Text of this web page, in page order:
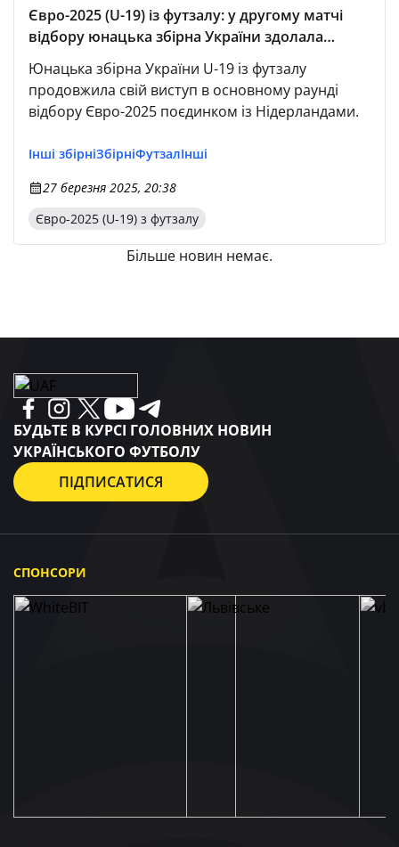
Євро-2025 (U-19) із футзалу: у другому матчі
відбору юнацька збірна України здолала
Нідерланди
Юнацька збірна України U-19 із футзалу
продовжила свій виступ в основному раунді
відбору Євро-2025 поєдинком із Нідерландами.
Інші збірніЗбірніФутзалІнші
27 березня 2025, 20:38
Євро-2025 (U-19) з футзалу
Більше новин немає.
БУДЬТЕ В КУРСІ ГОЛОВНИХ НОВИН
УКРАЇНСЬКОГО ФУТБОЛУ
ПІДПИСАТИСЯ
СПОНСОРИ